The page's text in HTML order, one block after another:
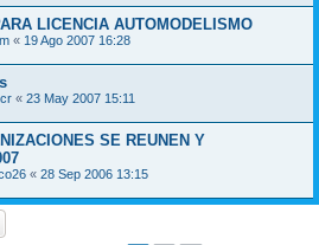
LICENCIA AUTOMODELISMO
« 19 Ago 2007 16:28
« 23 May 2007 15:11
SE REUNEN Y
« 28 Sep 2006 13:15